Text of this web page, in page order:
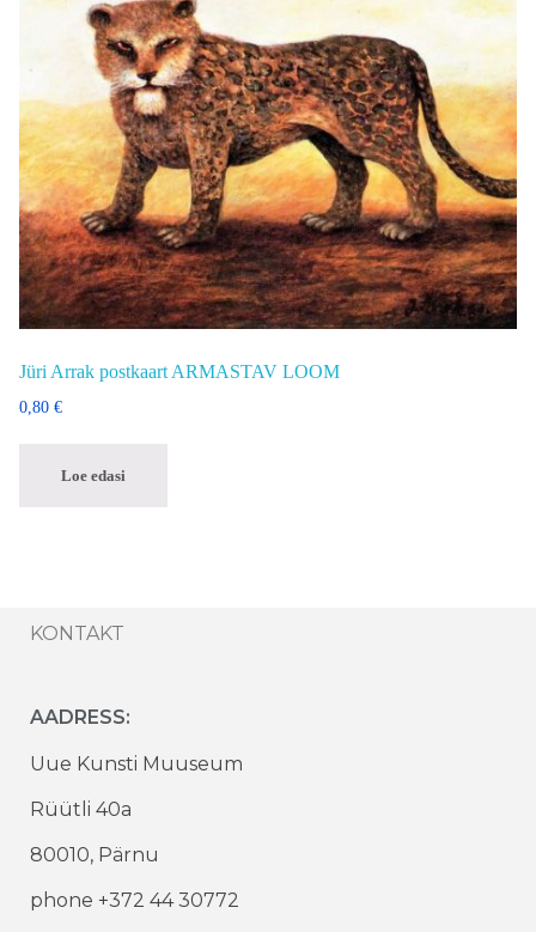
Jüri Arrak postkaart ARMASTAV LOOM
0,80 €
Loe edasi
KONTAKT
AADRESS:
Uue Kunsti Muuseum
Rüütli 40a
80010, Pärnu
phone +372 44 30772